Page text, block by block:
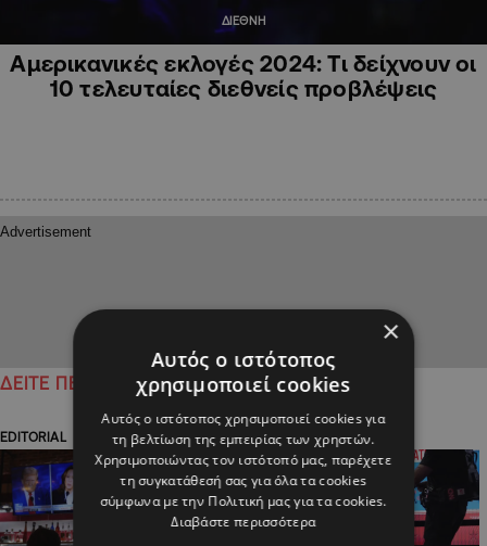
ΔΙΕΘΝΗ
Αμερικανικές εκλογές 2024: Τι δείχνουν οι
10 τελευταίες διεθνείς προβλέψεις
ΔΕΙΤΕ ΠΕΡΙΣΣΟΤΕΡΑ
EDITORIAL ΚΥΠΡΟΣ
×
Αυτός ο ιστότοπος
χρησιμοποιεί cookies
Αυτός ο ιστότοπος χρησιμοποιεί cookies για
τη βελτίωση της εμπειρίας των χρηστών.
Χρησιμοποιώντας τον ιστότοπό μας, παρέχετε
τη συγκατάθεσή σας για όλα τα cookies
σύμφωνα με την Πολιτική μας για τα cookies.
Διαβάστε περισσότερα